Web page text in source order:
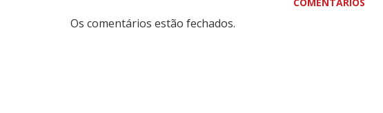
Os comentários estão fechados.